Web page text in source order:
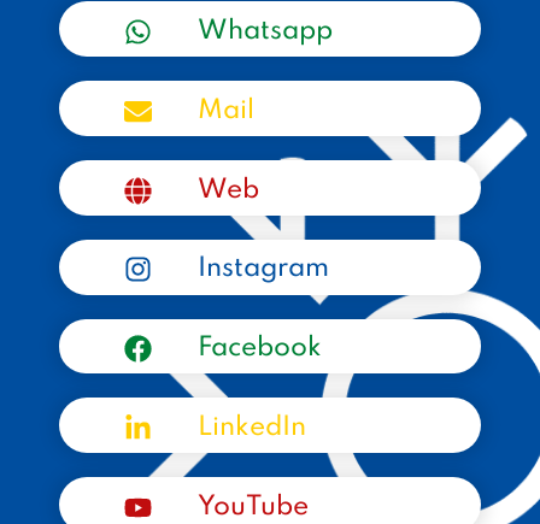
Whatsapp
Mail
Web
Instagram
Facebook
LinkedIn
YouTube